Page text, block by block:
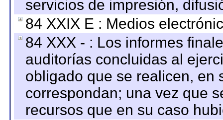
servicios de impresión,
84 XXIX E : Medios
84 XXX - : Los informes
auditorías concluidas al
obligado que se realicen, en
correspondan; una vez que
recursos que en su caso